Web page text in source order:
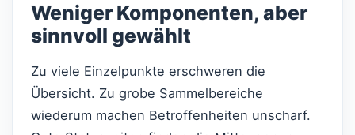
Weniger Komponenten, aber
sinnvoll gewählt
Zu viele Einzelpunkte erschweren die
Übersicht. Zu grobe Sammelbereiche
wiederum machen Betroffenheiten unscharf.